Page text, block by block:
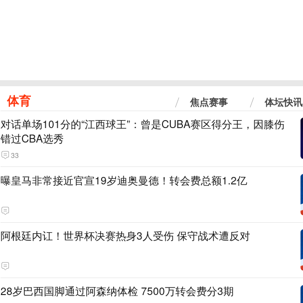
体育 焦点赛事 体坛快讯
对话单场101分的“江西球王”：曾是CUBA赛区得分王，因膝伤
错过CBA选秀
33
曝皇马非常接近官宣19岁迪奥曼德！转会费总额1.2亿
阿根廷内讧！世界杯决赛热身3人受伤 保守战术遭反对
28岁巴西国脚通过阿森纳体检 7500万转会费分3期